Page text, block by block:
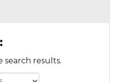
search results.